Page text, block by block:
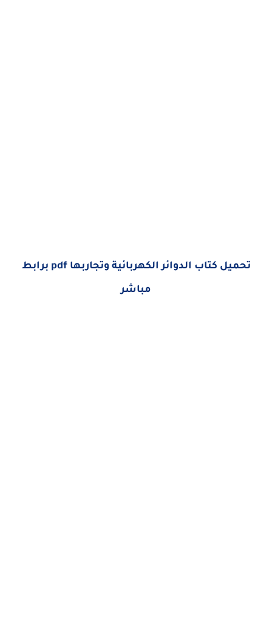
تحميل كتاب الدوائر الكهربائية وتجاربها pdf برابط
مباشر